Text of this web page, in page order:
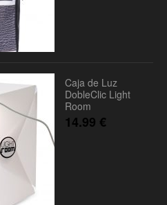
Caja de Luz
DobleClic Light
Room
14.99 €